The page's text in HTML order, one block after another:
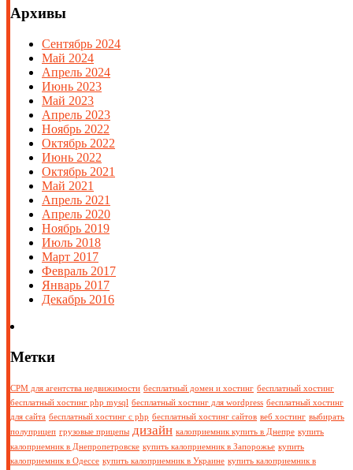
Архивы
Сентябрь 2024
Май 2024
Апрель 2024
Июнь 2023
Май 2023
Апрель 2023
Ноябрь 2022
Октябрь 2022
Июнь 2022
Октябрь 2021
Май 2021
Апрель 2021
Апрель 2020
Ноябрь 2019
Июль 2018
Март 2017
Февраль 2017
Январь 2017
Декабрь 2016
Метки
СРМ для агентства недвижимости бесплатный домен и хостинг бесплатный хостинг
бесплатный хостинг php mysql бесплатный хостинг для wordpress бесплатный хостинг
для сайта бесплатный хостинг с php бесплатный хостинг сайтов веб хостинг выбирать
полуприцеп грузовые прицепы дизайн калоприемник купить в Днепре купить
калоприемник в Днепропетровске купить калоприемник в Запорожье купить
калоприемник в Одессе купить калоприемник в Украине купить калоприемник в